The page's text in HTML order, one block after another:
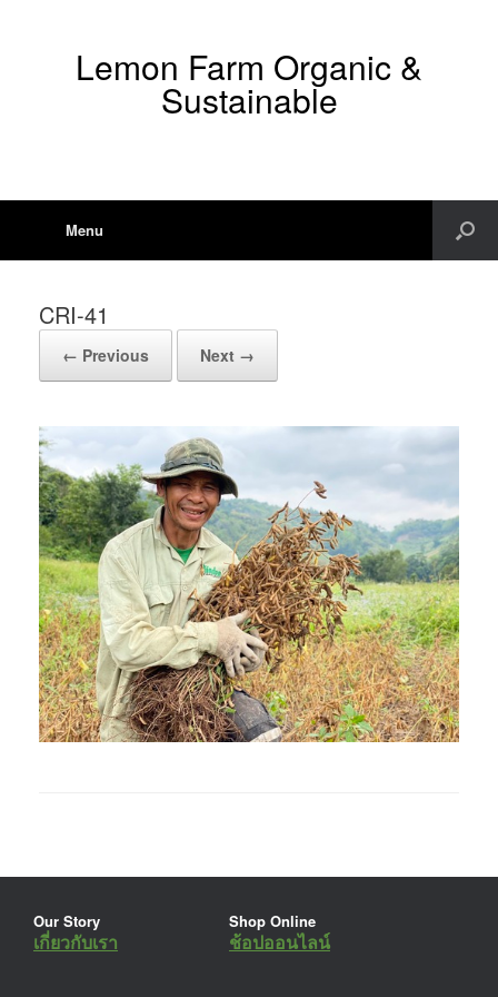
Lemon Farm Organic &
Sustainable
Menu
CRI-41
← Previous Next →
Our Story
เกี่ยวกับเรา
Shop Online
ช้อปออนไลน์